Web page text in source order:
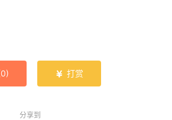
0)  打赏
分享到